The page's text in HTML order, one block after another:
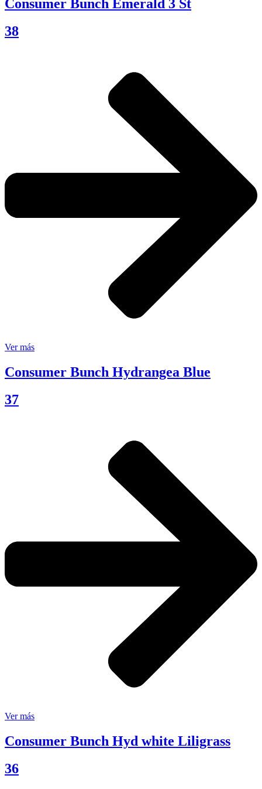
Consumer Bunch Emerald 3 St
38
Ver más
Consumer Bunch Hydrangea Blue
37
Ver más
Consumer Bunch Hyd white Liligrass
36